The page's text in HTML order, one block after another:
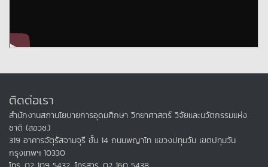
ติดต่อเรา
สำนักงานสภานโยบายการอุดมศึกษา วิทยาศาสตร์ วิจัยและนวัตกรรมแห่ง
ชาติ (สอวช.)
319 อาคารจัตุรัสจามจุรี ชั้น 14 ถนนพญาไท แขวงปทุมวัน เขตปทุมวัน
กรุงเทพฯ 10330